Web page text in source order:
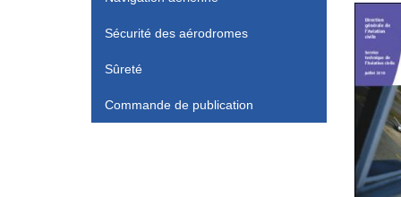
Sécurité des aérodromes
Sûreté
Commande de publication